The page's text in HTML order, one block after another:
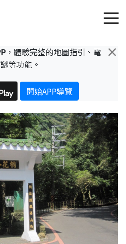
×
，體驗完整的地圖指引、電
等功能。
開始APP導覽